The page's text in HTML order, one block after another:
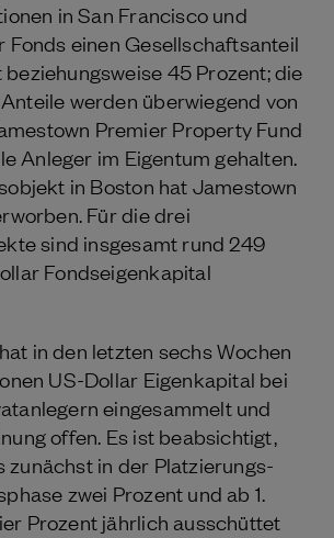
in San Francisco und
Fonds einen Gesellschaftsanteil
45 Prozent; die
werden überwiegend von
Premier Property Fund
Anleger im Eigentum gehalten.
in Boston hat Jamestown
Für die drei
sind insgesamt rund 249
Fondseigenkapital
in den letzten sechs Wochen
US-Dollar Eigenkapital bei
eingesammelt und
offen. Es ist beabsichtigt,
zunächst in der Platzierungs-
zwei Prozent und ab 1.
Prozent jährlich ausschüttet